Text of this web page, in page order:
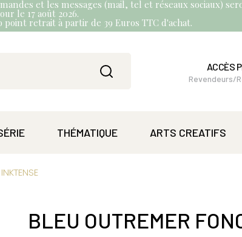
et les messages (mail, tel et réseaux sociaux)
le 17 août 2026.
retrait à partir de 39 Euros TTC d'achat.
ACCÈS
Revendeurs/
THÉMATIQUE ARTS CREATIFS
BLEU OUTREMER